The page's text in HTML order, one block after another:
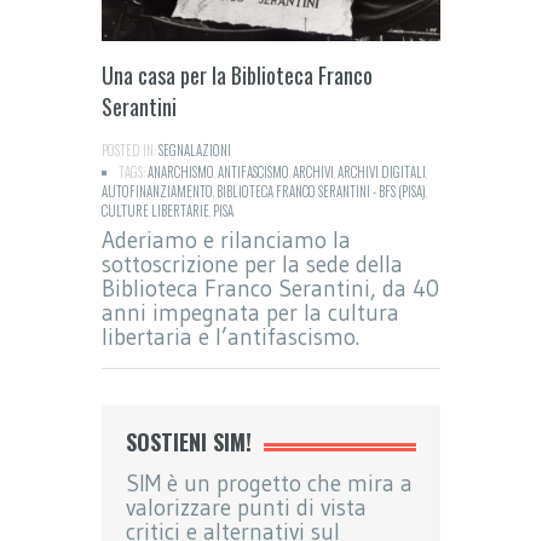
Una casa per la Biblioteca Franco
Serantini
POSTED IN:SEGNALAZIONI
TAGS:ANARCHISMO ANTIFASCISMO ARCHIVI ARCHIVI DIGITALI
AUTOFINANZIAMENTO BIBLIOTECA FRANCO SERANTINI - BFS (PISA)
CULTURE LIBERTARIE PISA
Aderiamo e rilanciamo la
sottoscrizione per la sede della
Biblioteca Franco Serantini, da 40
anni impegnata per la cultura
libertaria e l’antifascismo.
SOSTIENI SIM!
SIM è un progetto che mira a
valorizzare punti di vista
critici e alternativi sul